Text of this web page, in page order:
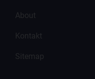
About
Kontakt
Sitemap